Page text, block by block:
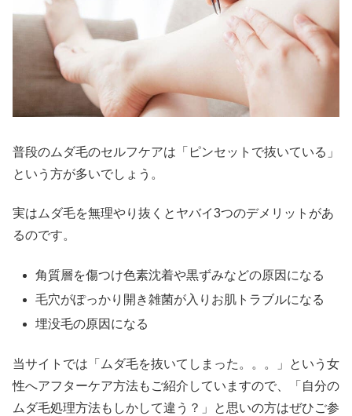
普段のムダ毛のセルフケアは「ピンセットで抜いている」
という方が多いでしょう。
実はムダ毛を無理やり抜くとヤバイ3つのデメリットがあ
るのです。
角質層を傷つけ色素沈着や黒ずみなどの原因になる
毛穴がぽっかり開き雑菌が入りお肌トラブルになる
埋没毛の原因になる
当サイトでは「ムダ毛を抜いてしまった。。。」という女
性へアフターケア方法もご紹介していますので、「自分の
ムダ毛処理方法もしかして違う？」と思いの方はぜひご参